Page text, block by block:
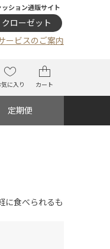
ション通販サイト
ローゼット
ービスのご案内
気に入り カート
定期便
に食べられるも